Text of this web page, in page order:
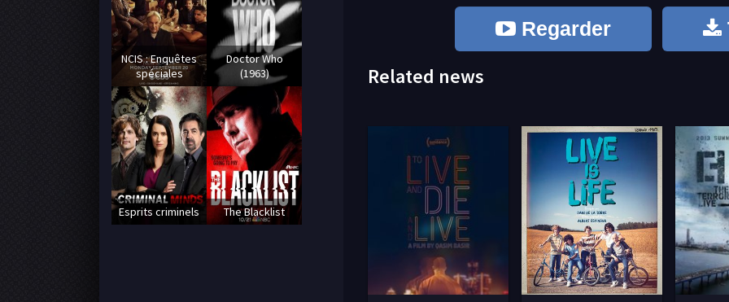
Regarder
Related news
NCIS : Enquêtes
spéciales
Doctor Who
(1963)
Esprits criminels The Blacklist